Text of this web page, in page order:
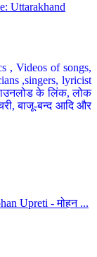
Uttarakhand
, Videos of songs,
,singers, lyricist
के लिंक, लोक
बाजू-बन्द आदि और
Upreti - मोहन ...